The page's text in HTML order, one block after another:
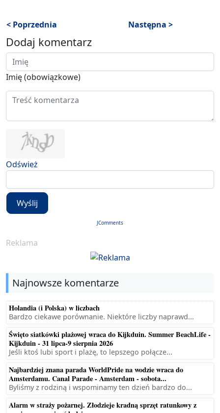
< Poprzednia Następna >
Dodaj komentarz
Imię (obowiązkowe)
Odśwież
Wyślij
JComments
Reklama
Najnowsze komentarze
Holandia (i Polska) w liczbach
Bardzo ciekawe porównanie. Niektóre liczby naprawd...
Święto siatkówki plażowej wraca do Kijkduin. Summer BeachLife -
Kijkduin - 31 lipca-9 sierpnia 2026
Jeśli ktoś lubi sport i plażę, to lepszego połącze...
Najbardziej znana parada WorldPride na wodzie wraca do
Amsterdamu. Canal Parade - Amsterdam - sobota...
Byliśmy z rodziną i wspominamy ten dzień bardzo do...
Alarm w straży pożarnej. Złodzieje kradną sprzęt ratunkowy z